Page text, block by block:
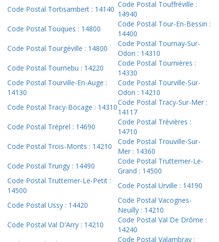
Code Postal Tortisambert : 14140
Code Postal Touffréville :
14940
Code Postal Touques : 14800
Code Postal Tour-En-Bessin :
14400
Code Postal Tourgéville : 14800
Code Postal Tournay-Sur-
Odon : 14310
Code Postal Tournebu : 14220
Code Postal Tournières :
14330
Code Postal Tourville-En-Auge :
14130
Code Postal Tourville-Sur-
Odon : 14210
Code Postal Tracy-Bocage : 14310
Code Postal Tracy-Sur-Mer :
14117
Code Postal Tréprel : 14690
Code Postal Trévières :
14710
Code Postal Trois-Monts : 14210
Code Postal Trouville-Sur-
Mer : 14360
Code Postal Trungy : 14490
Code Postal Truttemer-Le-
Grand : 14500
Code Postal Truttemer-Le-Petit :
14500
Code Postal Urville : 14190
Code Postal Ussy : 14420
Code Postal Vacognes-
Neuilly : 14210
Code Postal Val D'Arry : 14210
Code Postal Val De Drôme :
14240
Code Postal Valambray :